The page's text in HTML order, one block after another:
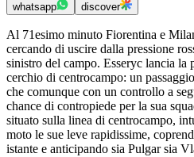
whatsapp discover
Al 71esimo minuto Fiorentina e
cercando di uscire dalla pressione
sinistro del campo. Esseryc lancia la
cerchio di centrocampo: un
che comunque con un controllo a
chance di contropiede per la sua
situato sulla linea di centrocampo,
moto le sue leve rapidissime,
istante e anticipando sia Pulgar sia